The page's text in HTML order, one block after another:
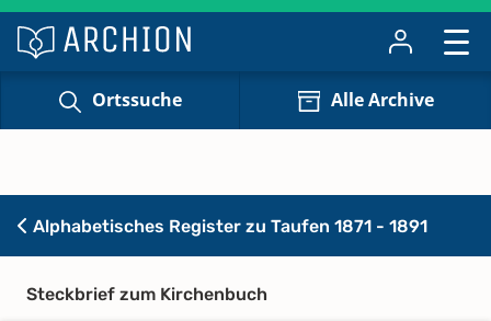
Ortssuche Alle Archive
Alphabetisches Register zu Taufen 1871 - 1891
Steckbrief zum Kirchenbuch